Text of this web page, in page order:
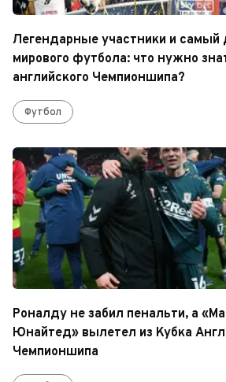
Легендарные участники и самый
мирового футбола: что нужно
английского Чемпионшипа?
Футбол
Роналду не забил пенальти, а
Юнайтед» вылетел из Кубка
Чемпионшипа